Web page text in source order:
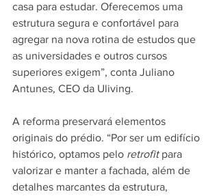
casa para estudar. Oferecemos uma
estrutura segura e confortável para
agregar na nova rotina de estudos que
as universidades e outros cursos
superiores exigem”, conta Juliano
Antunes, CEO da Uliving.
A reforma preservará elementos
originais do prédio. “Por ser um edifício
histórico, optamos pelo retrofit para
valorizar e manter a fachada, além de
detalhes marcantes da estrutura,